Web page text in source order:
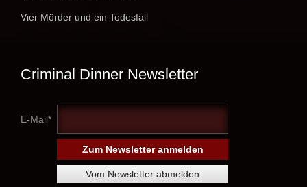
Vier Mörder und ein Todesfall
Criminal Dinner Newsletter
E-Mail*